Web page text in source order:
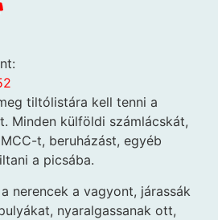
tiltólistára kell tenni a
Minden külföldi számlácskát,
t, beruházást, egyéb
a picsába.
nerencek a vagyont, járassák
nyaralgassanak ott,